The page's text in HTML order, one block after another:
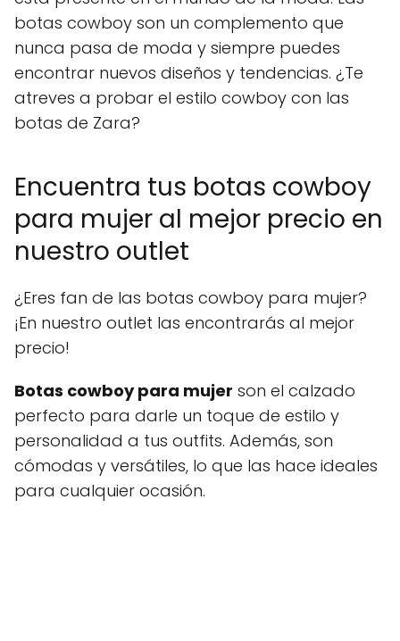
botas cowboy son un complemento que
nunca pasa de moda y siempre puedes
encontrar nuevos diseños y tendencias. ¿Te
atreves a probar el estilo cowboy con las
botas de Zara?
Encuentra tus botas cowboy
para mujer al mejor precio en
nuestro outlet
¿Eres fan de las botas cowboy para mujer?
¡En nuestro outlet las encontrarás al mejor
precio!
Botas cowboy para mujer son el calzado
perfecto para darle un toque de estilo y
personalidad a tus outfits. Además, son
cómodas y versátiles, lo que las hace ideales
para cualquier ocasión.